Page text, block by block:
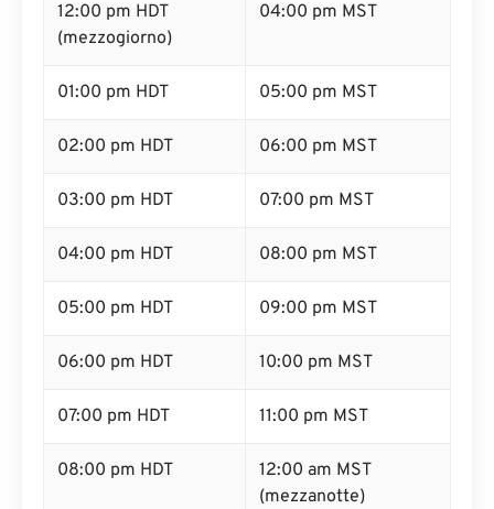
12:00 pm HDT
(mezzogiorno)
04:00 pm MST
01:00 pm HDT 05:00 pm MST
02:00 pm HDT 06:00 pm MST
03:00 pm HDT 07:00 pm MST
04:00 pm HDT 08:00 pm MST
05:00 pm HDT 09:00 pm MST
06:00 pm HDT 10:00 pm MST
07:00 pm HDT 11:00 pm MST
08:00 pm HDT
12:00 am MST
(mezzanotte)